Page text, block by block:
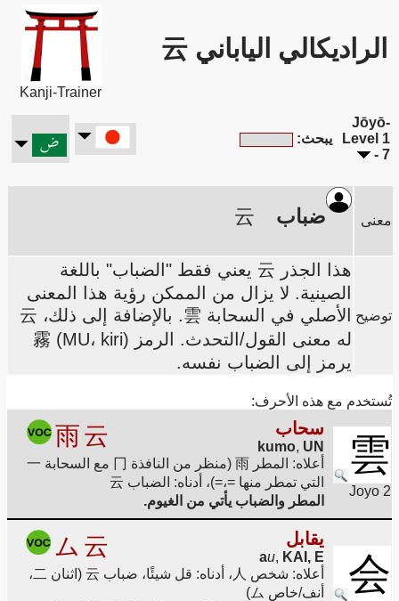
الراديكالي الياباني 云
Kanji-Trainer
Jōyō-
Level 1
- 7
يبحث:
معنى ضباب
توضيح
هذا الجذر 云 يعني فقط "الضباب" باللغة
الصينية. لا يزال من الممكن رؤية هذا المعنى
الأصلي في السحابة 雲. بالإضافة إلى ذلك، 云
له معنى القول/التحدث. الرمز 霧 (MU، kiri)
يرمز إلى الضباب نفسه.
تُستخدم مع هذه الأحرف:
雲
Joyo 2
سحاب
kumo, UN
雨云
أعلاه: المطر 雨 (منظر من النافذة 冂 مع السحابة 一
التي تمطر منها =،=)، أدناه: الضباب 云
المطر والضباب يأتي من الغيوم.
会
يقابل
au, KAI, E
ム 云
أعلاه: شخص 人، أدناه: قل شيئًا، ضباب 云 (اثنان 二،
أنف/خاص ム)